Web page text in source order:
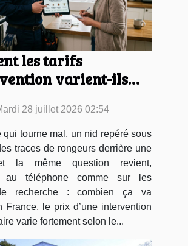
les tarifs
varient-ils
?
28 juillet 2026 02:54
qui tourne mal, un nid repéré sous
traces de rongeurs derrière une
la même question revient,
au téléphone comme sur les
recherche : combien ça va
France, le prix d’une intervention
varie fortement selon le...